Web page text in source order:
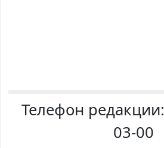
Телефон редакции:
03-00